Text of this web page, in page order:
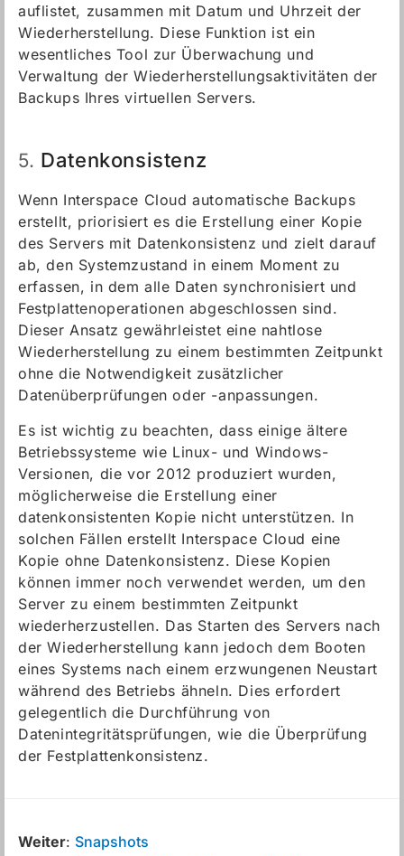
auflistet, zusammen mit Datum und Uhrzeit der
Wiederherstellung. Diese Funktion ist ein
wesentliches Tool zur Überwachung und
Verwaltung der Wiederherstellungsaktivitäten der
Backups Ihres virtuellen Servers.
5. Datenkonsistenz
Wenn Interspace Cloud automatische Backups
erstellt, priorisiert es die Erstellung einer Kopie
des Servers mit Datenkonsistenz und zielt darauf
ab, den Systemzustand in einem Moment zu
erfassen, in dem alle Daten synchronisiert und
Festplattenoperationen abgeschlossen sind.
Dieser Ansatz gewährleistet eine nahtlose
Wiederherstellung zu einem bestimmten Zeitpunkt
ohne die Notwendigkeit zusätzlicher
Datenüberprüfungen oder -anpassungen.
Es ist wichtig zu beachten, dass einige ältere
Betriebssysteme wie Linux- und Windows-
Versionen, die vor 2012 produziert wurden,
möglicherweise die Erstellung einer
datenkonsistenten Kopie nicht unterstützen. In
solchen Fällen erstellt Interspace Cloud eine
Kopie ohne Datenkonsistenz. Diese Kopien
können immer noch verwendet werden, um den
Server zu einem bestimmten Zeitpunkt
wiederherzustellen. Das Starten des Servers nach
der Wiederherstellung kann jedoch dem Booten
eines Systems nach einem erzwungenen Neustart
während des Betriebs ähneln. Dies erfordert
gelegentlich die Durchführung von
Datenintegritätsprüfungen, wie die Überprüfung
der Festplattenkonsistenz.
Weiter: Snapshots